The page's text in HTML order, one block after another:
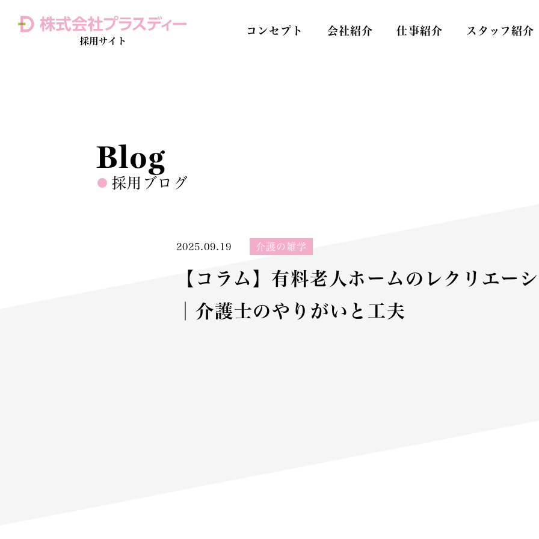
コンセプト 会社紹介 仕事紹介 スタッフ紹介
Blog
採用ブログ
2025.09.19 介護の雑学
【コラム】有料老人ホームのレクリエー
│介護士のやりがいと工夫